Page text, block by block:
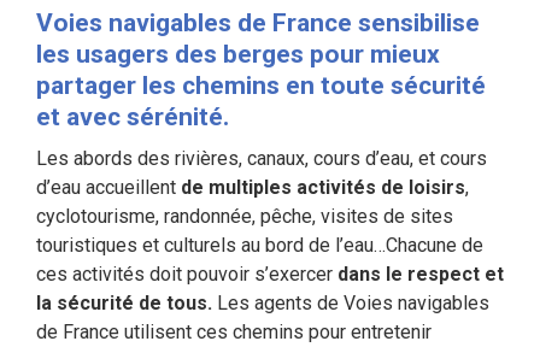
Voies navigables de France sensibilise
les usagers des berges pour mieux
partager les chemins en toute sécurité
et avec sérénité.
Les abords des rivières, canaux, cours d’eau, et cours
d’eau accueillent de multiples activités de loisirs,
cyclotourisme, randonnée, pêche, visites de sites
touristiques et culturels au bord de l’eau…Chacune de
ces activités doit pouvoir s’exercer dans le respect et
la sécurité de tous. Les agents de Voies navigables
de France utilisent ces chemins pour entretenir